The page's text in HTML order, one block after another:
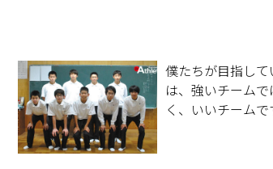
僕たちが目指して
は、強いチームで
く、いいチームで